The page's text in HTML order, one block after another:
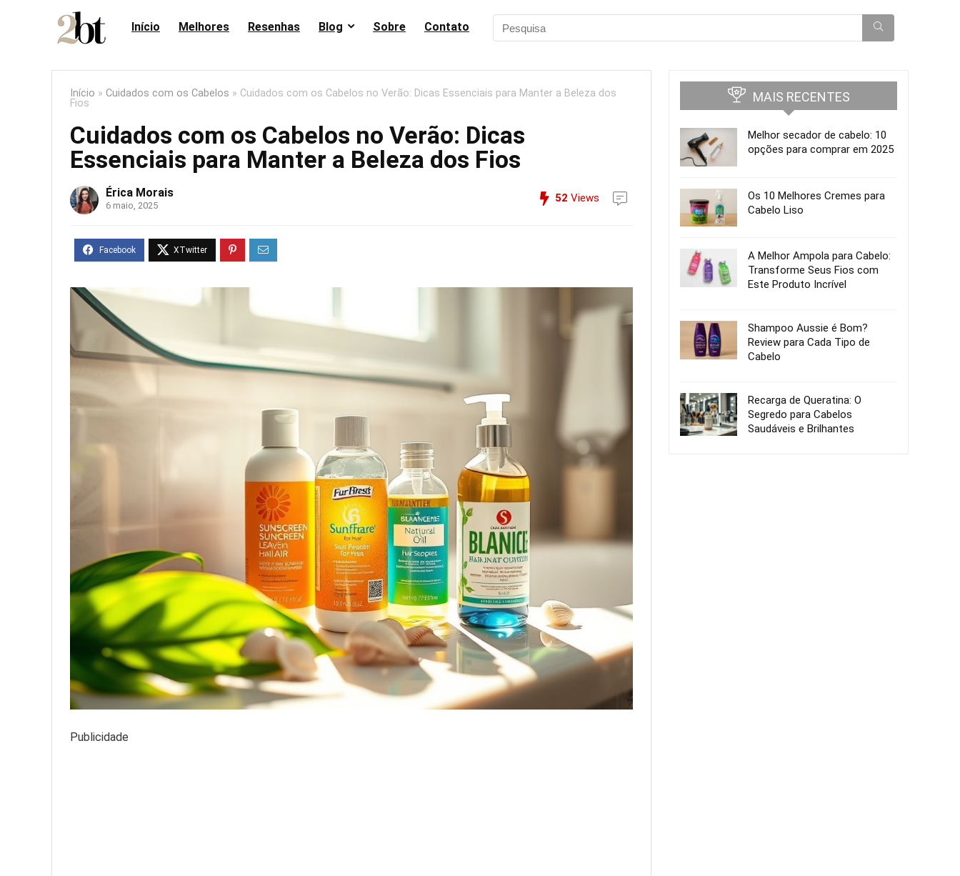
Início Melhores Resenhas Blog Sobre Contato
Início » Cuidados com os Cabelos » Cuidados com os Cabelos no Verão: Dicas Essenciais para Manter a Beleza dos
Fios
Cuidados com os Cabelos no Verão: Dicas
Essenciais para Manter a Beleza dos Fios
Érica Morais
6 maio, 2025
52 Views
Publicidade
MAIS RECENTES
Melhor secador de cabelo: 10
opções para comprar em 2025
Os 10 Melhores Cremes para
Cabelo Liso
A Melhor Ampola para Cabelo:
Transforme Seus Fios com
Este Produto Incrível
Shampoo Aussie é Bom?
Review para Cada Tipo de
Cabelo
Recarga de Queratina: O
Segredo para Cabelos
Saudáveis e Brilhantes